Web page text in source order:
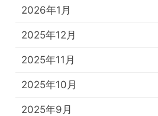
2026年1月
2025年12月
2025年11月
2025年10月
2025年9月